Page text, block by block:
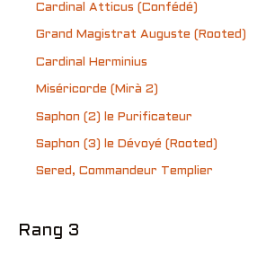
Cardinal Atticus (Confédé)
Grand Magistrat Auguste (Rooted)
Cardinal Herminius
Miséricorde (Mirà 2)
Saphon (2) le Purificateur
Saphon (3) le Dévoyé (Rooted)
Sered, Commandeur Templier
Rang 3